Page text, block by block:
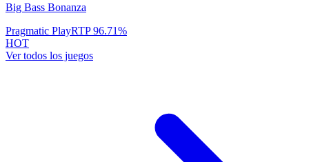
Big Bass Bonanza
Pragmatic PlayRTP96.71%
HOT
Ver todos los juegos